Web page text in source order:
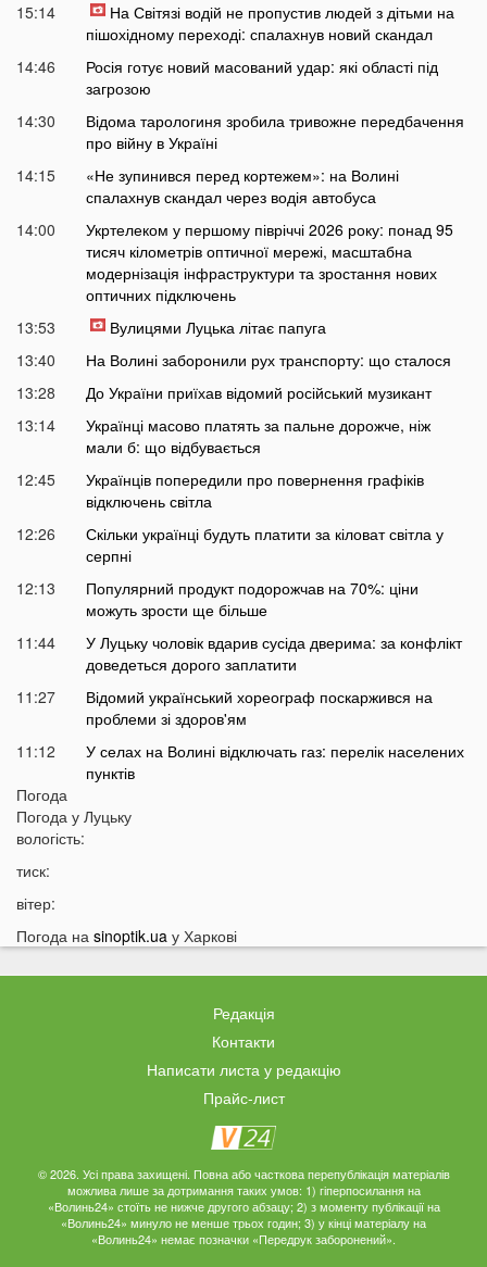
15:14
На Світязі водій не пропустив людей з дітьми на
пішохідному переході: спалахнув новий скандал
14:46
Росія готує новий масований удар: які області під
загрозою
14:30
Відома тарологиня зробила тривожне передбачення
про війну в Україні
14:15
«Не зупинився перед кортежем»: на Волині
спалахнув скандал через водія автобуса
14:00
Укртелеком у першому півріччі 2026 року: понад 95
тисяч кілометрів оптичної мережі, масштабна
модернізація інфраструктури та зростання нових
оптичних підключень
13:53
Вулицями Луцька літає папуга
13:40
На Волині заборонили рух транспорту: що сталося
13:28
До України приїхав відомий російський музикант
13:14
Українці масово платять за пальне дорожче, ніж
мали б: що відбувається
12:45
Українців попередили про повернення графіків
відключень світла
12:26
Скільки українці будуть платити за кіловат світла у
серпні
12:13
Популярний продукт подорожчав на 70%: ціни
можуть зрости ще більше
11:44
У Луцьку чоловік вдарив сусіда дверима: за конфлікт
доведеться дорого заплатити
11:27
Відомий український хореограф поскаржився на
проблеми зі здоров'ям
11:12
У селах на Волині відключать газ: перелік населених
пунктів
10:56
10:43
10:11
На Волині два дні вируватиме аномалія
09:38
Українці можуть залишитися без пенсій через
Вночі на Волині горіла «Єва»
Українців закликали якнайшвидше виїжджати з
Що відомо про нічну атаку РФ по Україні
Українців закликали перебувати вдома: у чому
причина
04 СЕРПНЯ
Погода
Погода у Луцьку
вологість:
тиск:
вітер:
Погода на sinoptik.ua у Харкові
Редакція
Контакти
Написати листа у редакцію
Прайс-лист
© 2026. Усі права захищені. Повна або часткова перепублікація матеріалів
можлива лише за дотримання таких умов: 1) гіперпосилання на
«Волинь24» стоїть не нижче другого абзацу; 2) з моменту публікації на
«Волинь24» минуло не менше трьох годин; 3) у кінці матеріалу на
«Волинь24» немає позначки «Передрук заборонений».